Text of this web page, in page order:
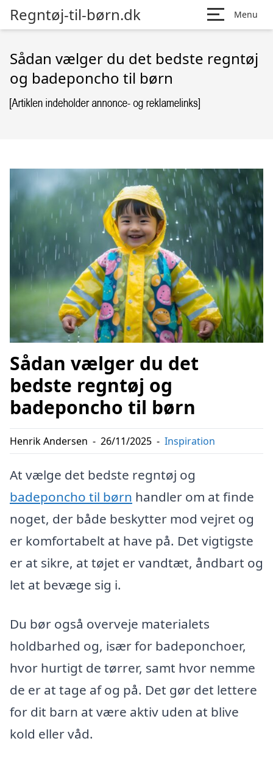
Regntøj-til-børn.dk Menu
Sådan vælger du det bedste regntøj
og badeponcho til børn
Sådan vælger du det
bedste regntøj og
badeponcho til børn
Henrik Andersen - 26/11/2025 - Inspiration
At vælge det bedste regntøj og
badeponcho til børn handler om at finde
noget, der både beskytter mod vejret og
er komfortabelt at have på. Det vigtigste
er at sikre, at tøjet er vandtæt, åndbart og
let at bevæge sig i.
Du bør også overveje materialets
holdbarhed og, især for badeponchoer,
hvor hurtigt de tørrer, samt hvor nemme
de er at tage af og på. Det gør det lettere
for dit barn at være aktiv uden at blive
kold eller våd.